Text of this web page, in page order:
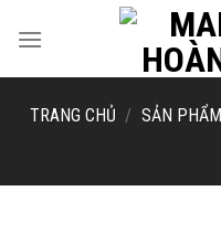
TRANG CHỦ / SẢN PHẨM